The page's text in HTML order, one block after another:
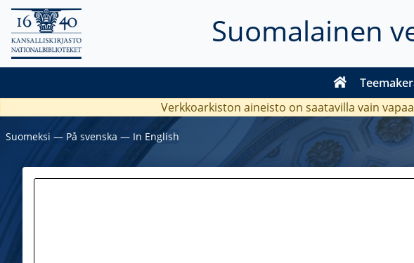
Suomalainen
Verkkoarkiston aineisto on saatavilla vain
Suomeksi ― På svenska ― In English